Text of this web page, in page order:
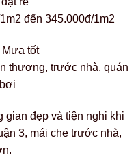
đến 345.000đ/1m2
tốt
thượng, trước nhà, quán
gian đẹp và tiện nghi khi
3, mái che trước nhà,